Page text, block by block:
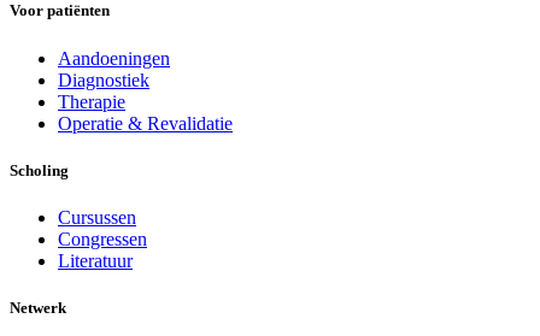
Voor patiënten
Aandoeningen
Diagnostiek
Therapie
Operatie & Revalidatie
Scholing
Cursussen
Congressen
Literatuur
Netwerk